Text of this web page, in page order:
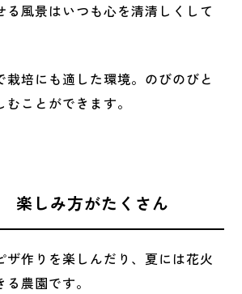
る風景はいつも心を清清しくして
栽培にも適した環境。のびのびと
ことができます。
楽しみ方がたくさん
ザ作りを楽しんだり、夏には花火
農園です。